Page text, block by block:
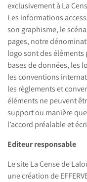
exclusivement à La
Les informations
son graphisme, le
pages, notre
logo sont des
bases de données, les
les conventions
les règlements et
éléments ne peuvent
support ou manière
l’accord préalable et
Editeur responsable
Le site La Cense de
une création de